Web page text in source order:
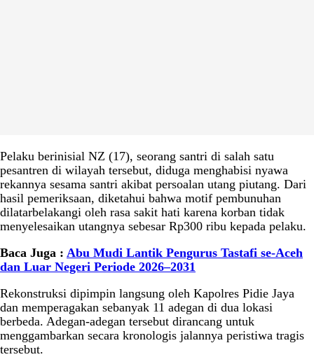
Pelaku berinisial NZ (17), seorang santri di salah satu
pesantren di wilayah tersebut, diduga menghabisi nyawa
rekannya sesama santri akibat persoalan utang piutang. Dari
hasil pemeriksaan, diketahui bahwa motif pembunuhan
dilatarbelakangi oleh rasa sakit hati karena korban tidak
menyelesaikan utangnya sebesar Rp300 ribu kepada pelaku.
Baca Juga : Abu Mudi Lantik Pengurus Tastafi se-Aceh
dan Luar Negeri Periode 2026–2031
Rekonstruksi dipimpin langsung oleh Kapolres Pidie Jaya
dan memperagakan sebanyak 11 adegan di dua lokasi
berbeda. Adegan-adegan tersebut dirancang untuk
menggambarkan secara kronologis jalannya peristiwa tragis
tersebut.